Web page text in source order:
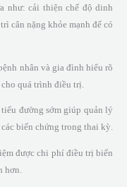
như: cải thiện chế độ dinh
cân nặng khỏe mạnh để có
nhân và gia đình hiểu rõ
quá trình điều trị.
đường sớm giúp quản lý
biến chứng trong thai kỳ.
được chi phí điều trị biến
hơn.